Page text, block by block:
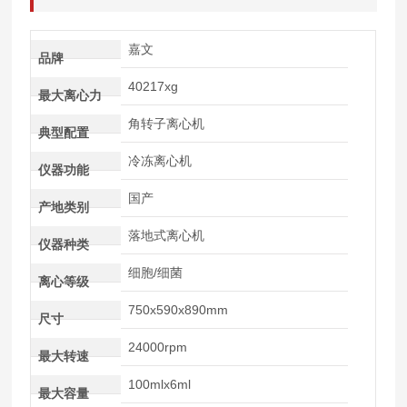
品牌
嘉文
最大离心力
40217xg
典型配置
角转子离心机
仪器功能
冷冻离心机
产地类别
国产
仪器种类
落地式离心机
离心等级
细胞/细菌
尺寸
750x590x890mm
最大转速
24000rpm
最大容量
100mlx6ml